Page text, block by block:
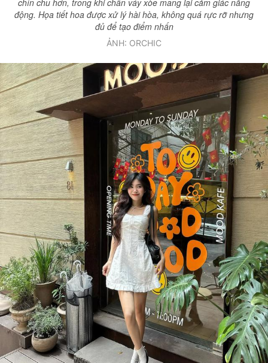
động. Họa tiết hoa được xử lý hài hòa, không quá rực rỡ nhưng
đủ để tạo điểm nhấn
ẢNH: ORCHIC